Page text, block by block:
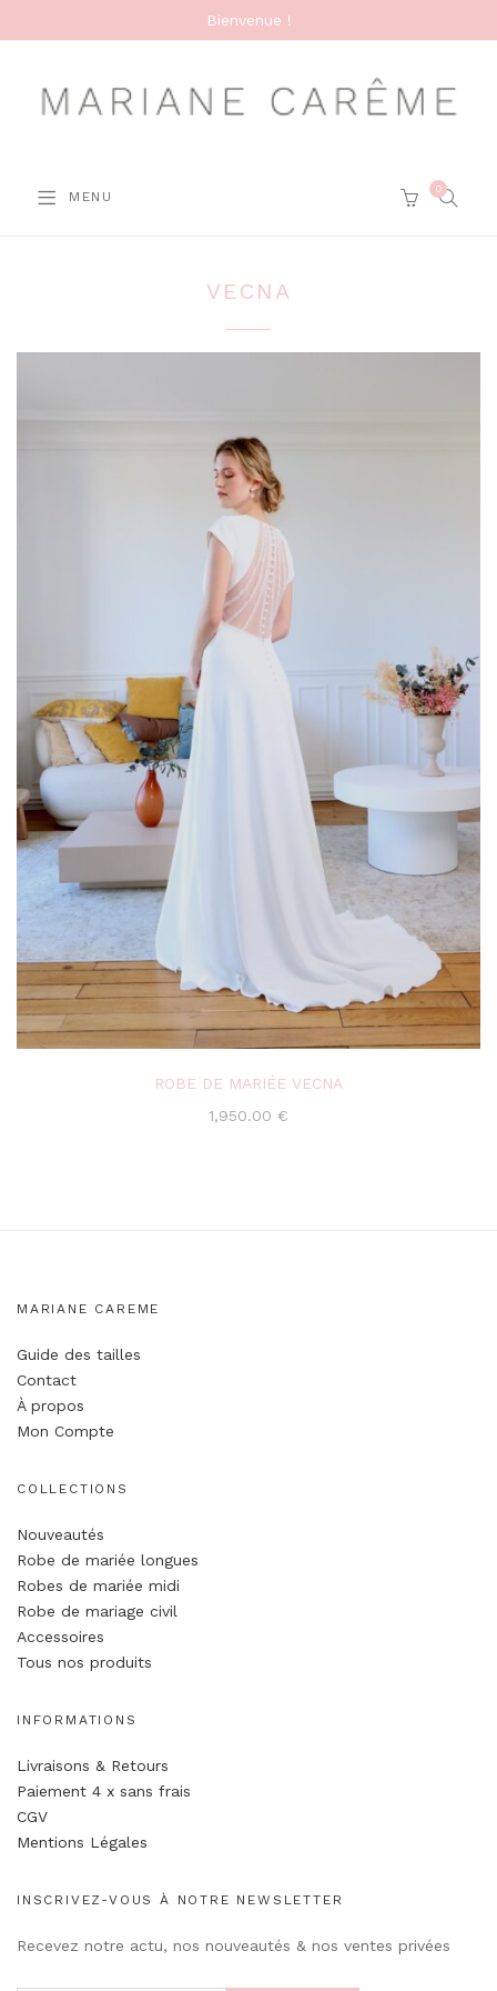
Bienvenue !
MENU
0
VECNA
ROBE DE MARIÉE VECNA
1,950.00 €
MARIANE CAREME
Guide des tailles
Contact
À propos
Mon Compte
COLLECTIONS
Nouveautés
Robe de mariée longues
Robes de mariée midi
Robe de mariage civil
Accessoires
Tous nos produits
INFORMATIONS
Livraisons & Retours
Paiement 4 x sans frais
CGV
Mentions Légales
INSCRIVEZ-VOUS À NOTRE NEWSLETTER
Recevez notre actu, nos nouveautés & nos ventes privées